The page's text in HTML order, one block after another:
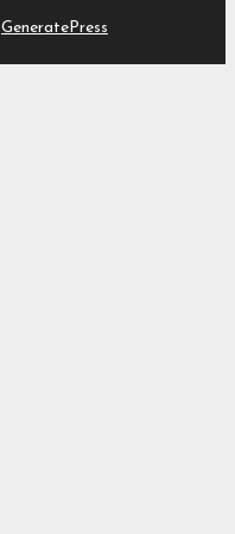
GeneratePress